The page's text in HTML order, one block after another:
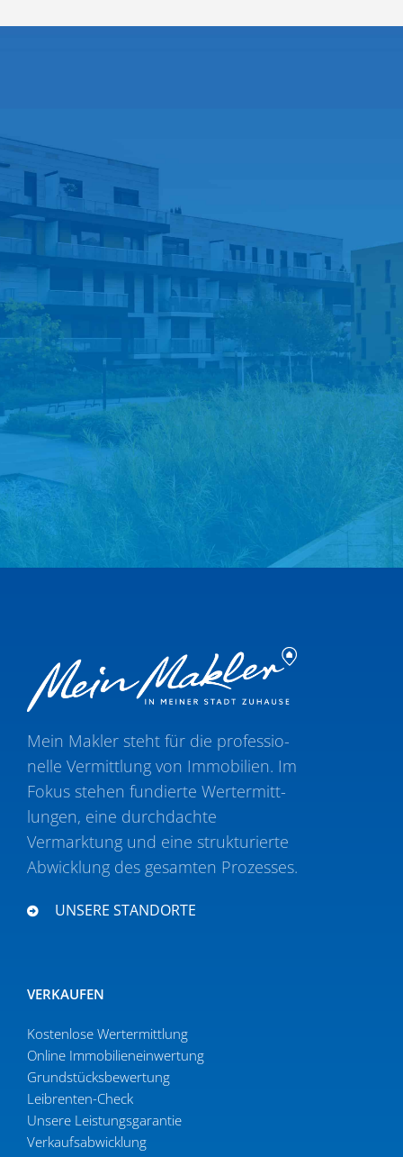
Mein Makler steht für die profes­sio­
nelle Vermittlung von Immobilien. Im
Fokus stehen fundierte Wertermitt­
lungen, eine durch­dachte
Vermarktung und eine struk­tu­rierte
Abwicklung des gesamten Prozesses.
UNSERE STANDORTE
VERKAUFEN
Kostenlose Wertermittlung
Online Immobi­li­en­ein­wertung
Grund­stücks­be­wertung
Leibrenten-Check
Unsere Leistungsgarantie
Verkaufs­ab­wicklung